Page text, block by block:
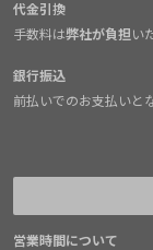
代金引換
手数料は弊社が負担い
銀行振込
前払いでのお支払いと
営業時間について